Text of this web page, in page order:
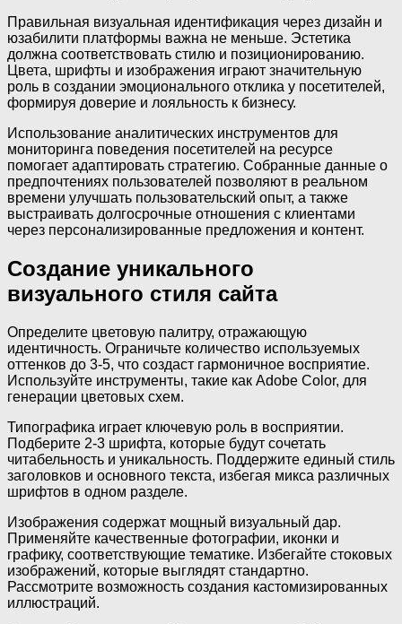
Правильная визуальная идентификация через дизайн и
юзабилити платформы важна не меньше. Эстетика
должна соответствовать стилю и позиционированию.
Цвета, шрифты и изображения играют значительную
роль в создании эмоционального отклика у посетителей,
формируя доверие и лояльность к бизнесу.
Использование аналитических инструментов для
мониторинга поведения посетителей на ресурсе
помогает адаптировать стратегию. Собранные данные о
предпочтениях пользователей позволяют в реальном
времени улучшать пользовательский опыт, а также
выстраивать долгосрочные отношения с клиентами
через персонализированные предложения и контент.
Создание уникального
визуального стиля сайта
Определите цветовую палитру, отражающую
идентичность. Ограничьте количество используемых
оттенков до 3-5, что создаст гармоничное восприятие.
Используйте инструменты, такие как Adobe Color, для
генерации цветовых схем.
Типографика играет ключевую роль в восприятии.
Подберите 2-3 шрифта, которые будут сочетать
читабельность и уникальность. Поддержите единый стиль
заголовков и основного текста, избегая микса различных
шрифтов в одном разделе.
Изображения содержат мощный визуальный дар.
Применяйте качественные фотографии, иконки и
графику, соответствующие тематике. Избегайте стоковых
изображений, которые выглядят стандартно.
Рассмотрите возможность создания кастомизированных
иллюстраций.